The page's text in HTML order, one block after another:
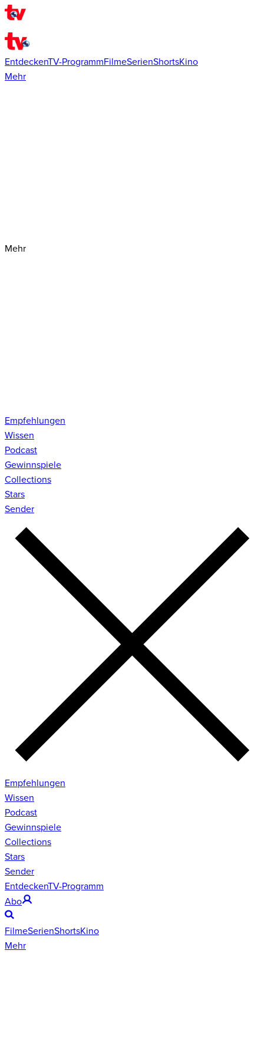
EntdeckenTV-ProgrammFilmeSerienShortsKino
Mehr
Mehr
Empfehlungen
Wissen
Podcast
Gewinnspiele
Collections
Stars
Sender
Empfehlungen
Wissen
Podcast
Gewinnspiele
Collections
Stars
Sender
EntdeckenTV-Programm
Abo
FilmeSerienShortsKino
Mehr